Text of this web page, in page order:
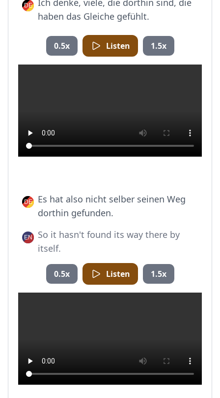
Ich denke, viele, die dorthin sind, die
haben das Gleiche gefühlt.
0.5x Listen 1.5x
Es hat also nicht selber seinen Weg
dorthin gefunden.
So it hasn't found its way there by
itself.
0.5x Listen 1.5x